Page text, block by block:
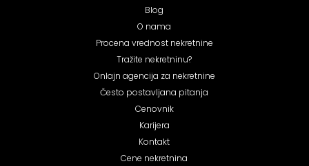
Blog
O nama
Procena vrednost nekretnine
Tražite nekretninu?
Onlajn agencija za nekretnine
Često postavljana pitanja
Cenovnik
Karijera
Kontakt
Cene nekretnina